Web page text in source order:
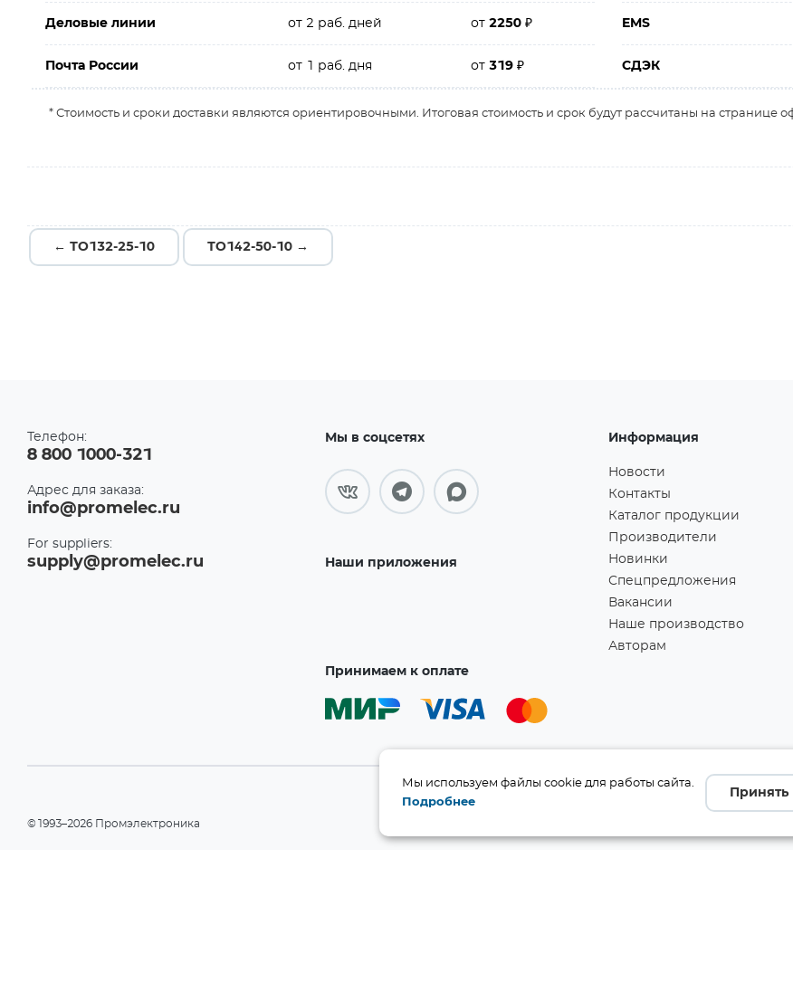
Деловые линии от 2 раб. дней от2250₽ EMS
Почта России от 1 раб. дня от319₽ СДЭК
* Стоимость и сроки доставки являются ориентировочными. Итоговая стоимость и срок будут рассчитаны на странице
← ТО132-25-10 ТО142-50-10 →
Телефон:
8 800 1000-321
Адрес для заказа:
info@promelec.ru
For suppliers:
supply@promelec.ru
Мы в соцсетях
Наши приложения
Принимаем к оплате
Информация
Новости
Контакты
Каталог продукции
Производители
Новинки
Спецпредложения
Вакансии
Наше производство
Авторам
©1993–2026 Промэлектроника
Мы используем файлы cookie для работы сайта.
Подробнее
Принять